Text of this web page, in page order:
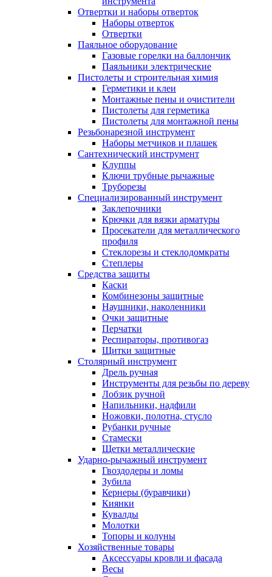
Отвертки и наборы отверток
Наборы отверток
Отвертки
Паяльное оборудование
Газовые горелки на баллончик
Паяльники электрические
Пистолеты и строительная химия
Герметики и клеи
Монтажные пены и очистители
Пистолеты для герметика
Пистолеты для монтажной пены
Резьбонарезной инструмент
Наборы метчиков и плашек
Сантехнический инструмент
Клуппы
Ключи трубные рычажные
Труборезы
Специализированный инструмент
Заклепочники
Крючки для вязки арматуры
Просекатели для металлического
профиля
Стеклорезы и стеклодомкраты
Степлеры
Средства защиты
Каски
Комбинезоны защитные
Наушники, наколенники
Очки защитные
Перчатки
Респираторы, противогаз
Щитки защитные
Столярный инструмент
Дрель ручная
Инструменты для резьбы по дереву
Лобзик ручной
Напильники, надфили
Ножовки, полотна, стусло
Рубанки ручные
Стамески
Щетки металлические
Ударно-рычажный инструмент
Гвоздодеры и ломы
Зубила
Кернеры (буравчики)
Киянки
Кувалды
Молотки
Топоры и колуны
Хозяйственные товары
Аксессуары кровли и фасада
Весы